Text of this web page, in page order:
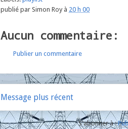
publié par Simon Roy à 20 h 00
Aucun commentaire:
Publier un commentaire
Message plus récent
S'abonner à :